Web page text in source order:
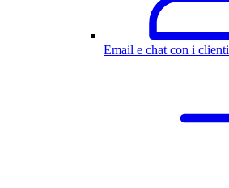
Email e chat con i clienti